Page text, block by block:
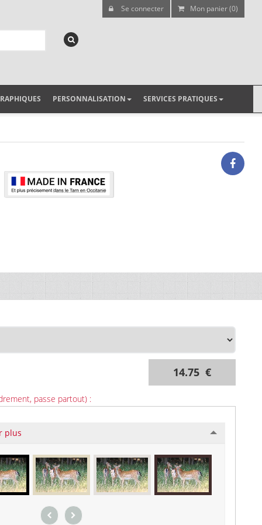
Se connecter Mon panier (0)
PERSONNALISATION SERVICES PRATIQUES
14.75 €
passe partout) :
plus